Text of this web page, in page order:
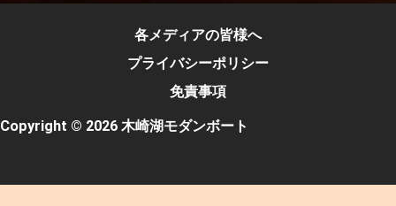
各メディアの皆様へ
プライバシーポリシー
免責事項
Copyright © 2026 木崎湖モダンボート